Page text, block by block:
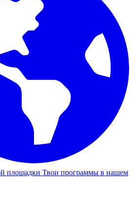
площадки Твои программы в нашем